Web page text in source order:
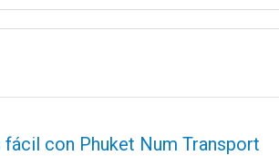
es el comienzo de su aventura por la isla de
para usted.
fácil con Phuket Num Transport